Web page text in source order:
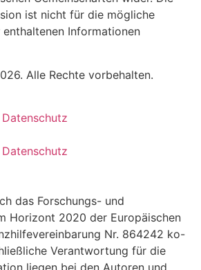
ist nicht für die mögliche
Informationen
Alle Rechte vorbehalten.
das Forschungs- und
Horizont 2020 der Europäischen
Nr. 864242 ko-
Verantwortung für die